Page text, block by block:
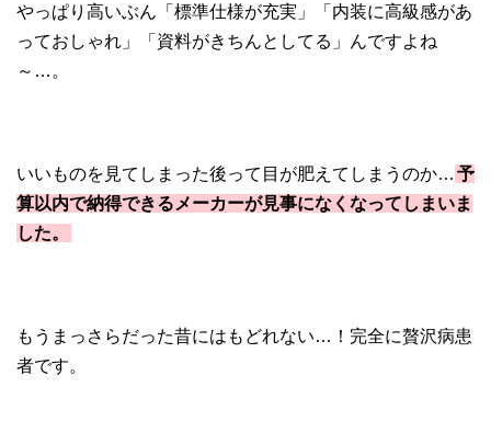
やっぱり高いぶん「標準仕様が充実」「内装に高級感があ
っておしゃれ」「資料がきちんとしてる」んですよね
～…。
いいものを見てしまった後って目が肥えてしまうのか… 予
算以内で納得できるメーカーが見事になくなってしまいま
した。
もうまっさらだった昔にはもどれない…！完全に贅沢病患
者です。